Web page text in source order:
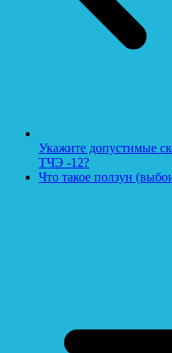
Укажите допустимые
ТЧЭ -12?
Что такое ползун